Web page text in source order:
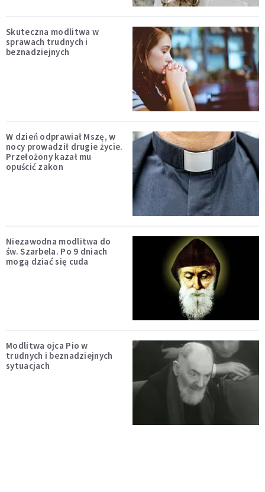
Skuteczna modlitwa w
sprawach trudnych i
beznadziejnych
W dzień odprawiał Mszę, w
nocy prowadził drugie życie.
Przełożony kazał mu
opuścić zakon
Niezawodna modlitwa do
św. Szarbela. Po 9 dniach
mogą dziać się cuda
Modlitwa ojca Pio w
trudnych i beznadziejnych
sytuacjach